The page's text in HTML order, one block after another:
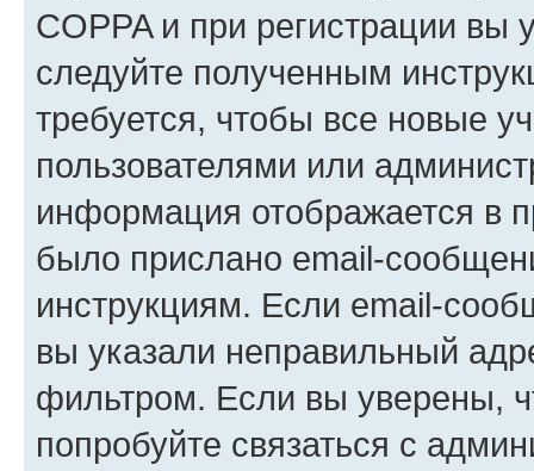
COPPA и при регистрации вы
следуйте полученным
требуется, чтобы все новые
пользователями или
информация отображается в
было прислано email-
инструкциям. Если email-
вы указали неправильный
фильтром. Если вы уверены,
попробуйте связаться с